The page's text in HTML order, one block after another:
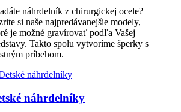
náhrdelník z chirurgickej ocele?
si naše najpredávanejšie modely,
je možné gravírovať podľa Vašej
Takto spolu vytvoríme šperky s
príbehom.
náhrdelníky